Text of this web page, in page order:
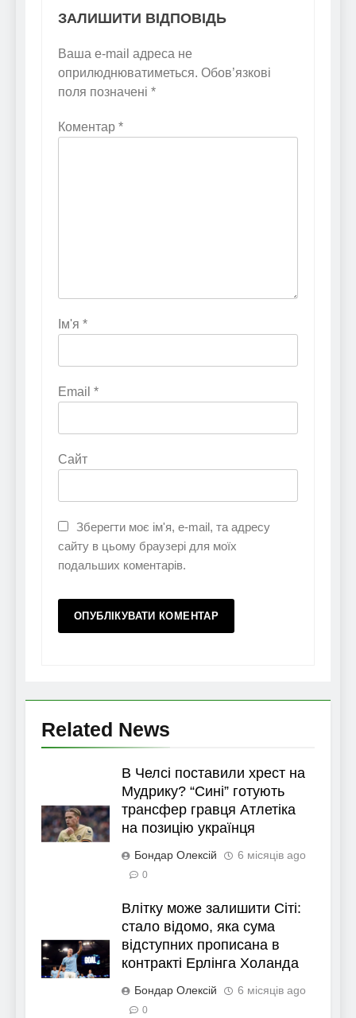
ЗАЛИШИТИ ВІДПОВІДЬ
Ваша e-mail адреса не
оприлюднюватиметься. Обов’язкові
поля позначені *
Коментар *
Ім'я *
Email *
Сайт
Зберегти моє ім'я, e-mail, та адресу
сайту в цьому браузері для моїх
подальших коментарів.
Related News
В Челсі поставили хрест на
Мудрику? “Сині” готують
трансфер гравця Атлетіка
на позицію українця
Бондар Олексій 6 місяців ago
0
Влітку може залишити Сіті:
стало відомо, яка сума
відступних прописана в
контракті Ерлінга Холанда
Бондар Олексій 6 місяців ago
0